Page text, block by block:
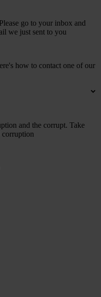
go to your inbox and
we just sent to you
how to contact one of our
and the corrupt. Take
corruption